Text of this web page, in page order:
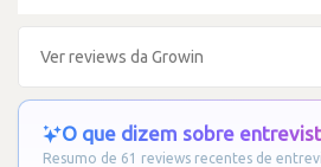
Ver reviews da Growin
O que dizem sobre
Resumo de 61 reviews recentes de